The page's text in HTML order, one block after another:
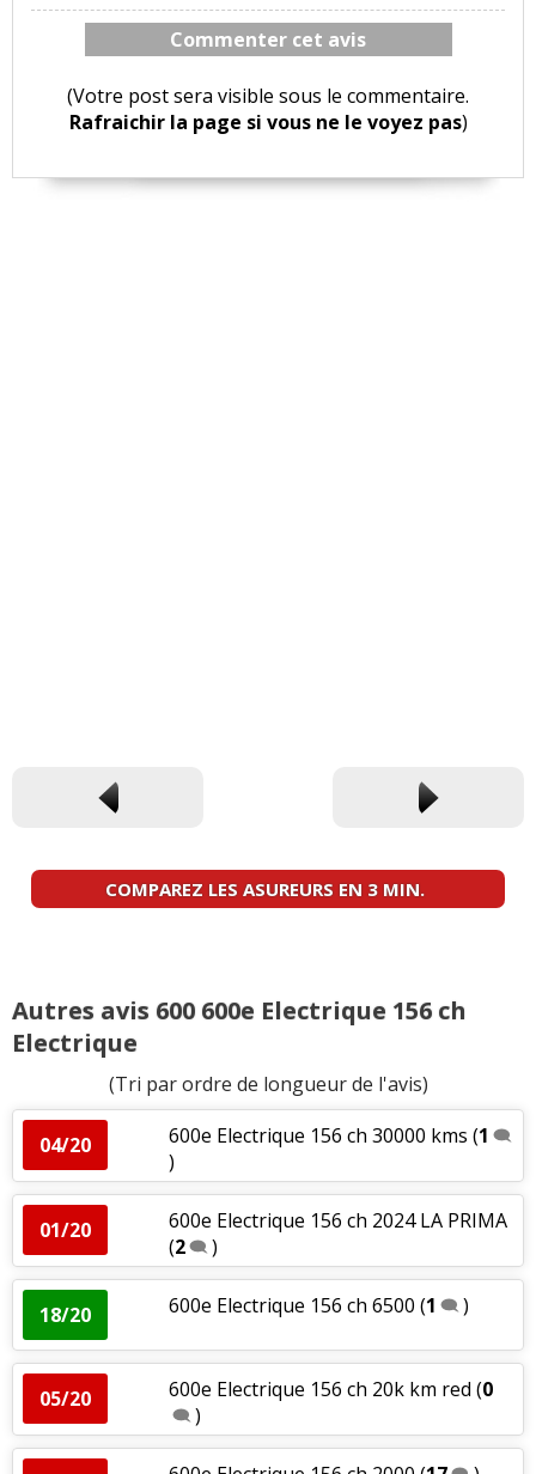
Commenter cet avis
(Votre post sera visible sous le commentaire.
Rafraichir la page si vous ne le voyez pas)
COMPAREZ LES ASUREURS EN 3 MIN.
Autres avis 600 600e Electrique 156 ch
Electrique
(Tri par ordre de longueur de l'avis)
04/20 600e Electrique 156 ch 30000 kms (1
)
01/20
600e Electrique 156 ch 2024 LA PRIMA
(2 )
18/20 600e Electrique 156 ch 6500 (1 )
05/20 600e Electrique 156 ch 20k km red (0
)